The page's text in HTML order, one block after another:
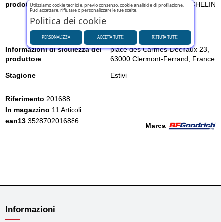
prodotto
DES PNEUMATIQUES MICHELIN
- contact@tc.michelin.eu
Center)
Informazioni di sicurezza del
produttore
place des Carmes-Déchaux 23,
63000 Clermont-Ferrand, France
Stagione Estivi
Marca
Riferimento 201688
In magazzino 11 Articoli
ean13 3528702016886
Informazioni
Utilizziamo cookie tecnici e, previo consenso, cookie analitici e di profilazione.
Puoi accettare, rifiutare o personalizzare le tue scelte.
Politica dei cookie
PERSONALIZZA RIFIUTA TUTTI
ACCETTA TUTTI